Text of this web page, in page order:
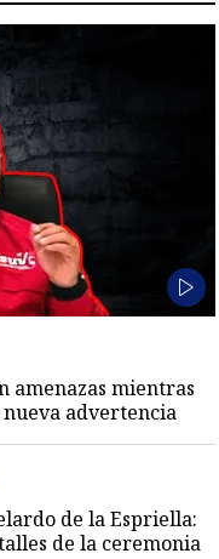
amenazas mientras
nueva advertencia
de la Espriella:
de la ceremonia